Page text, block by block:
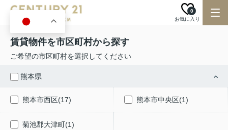
お気に入り
0
賃貸物件を市区町村から探す
ご希望の市区町村を選択してください
熊本県
熊本市西区(17) 熊本市中央区(1)
菊池郡大津町(1)